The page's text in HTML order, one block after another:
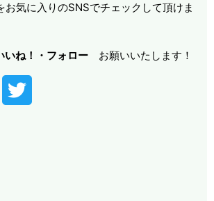
気に入りのSNSでチェックして頂けま
いね！・ フォロー お願いいたします！